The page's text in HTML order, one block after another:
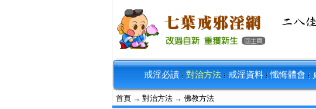
戒淫必讀 對治方法 戒淫資料 懺悔體會
首頁 → 對治方法 → 佛教方法